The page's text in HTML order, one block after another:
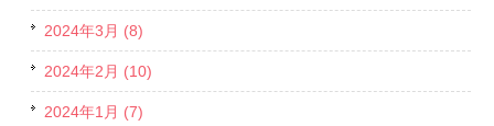
2024年3月 (8)
2024年2月 (10)
2024年1月 (7)